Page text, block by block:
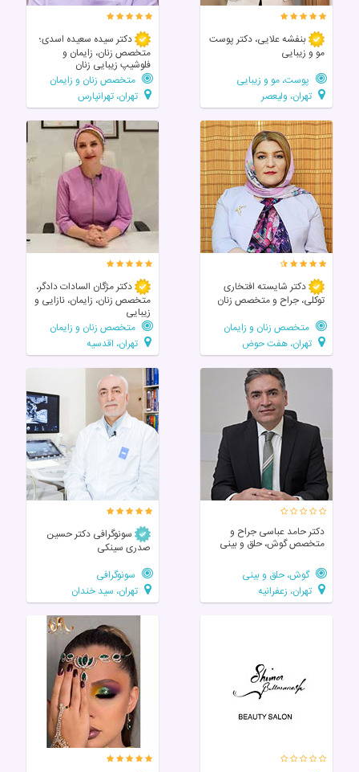
بنفشه علایی، دکتر پوست
مو و زیبایی
پوست، مو و زیبایی
تهران، ولیعصر
دکتر سیده سعیده اسدی؛
متخصص زنان، زایمان و
فلوشیپ زیبایی زنان
متخصص زنان و زایمان
تهران، تهرانپارس
دکتر شایسته افتخاری
توکلی، جراح و متخصص زنان
متخصص زنان و زایمان
تهران، هفت حوض
دکتر مژگان السادات دادگر،
متخصص زنان، زایمان، نازایی و
زیبایی
متخصص زنان و زایمان
تهران، اقدسیه
دکتر حامد عباسی جراح و
متخصص گوش، حلق و بینی
گوش، حلق و بینی
تهران، زعفرانیه
سونوگرافی دکتر حسین
صدری سینکی
سونوگرافی
تهران، سید خندان